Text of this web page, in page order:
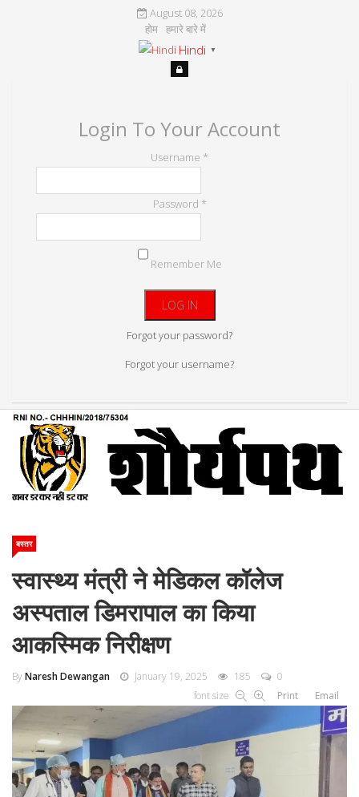
August 08, 2026
होम हमारे बारे में
Hindi ▼
Login To Your Account
Username *
Password *
Remember Me
Forgot your password?
Forgot your username?
बस्तर
स्वास्थ्य मंत्री ने मेडिकल कॉलेज
अस्पताल डिमरापाल का किया
आकस्मिक निरीक्षण
ByNaresh Dewangan January 19, 2025 185
0
font size
Print Email